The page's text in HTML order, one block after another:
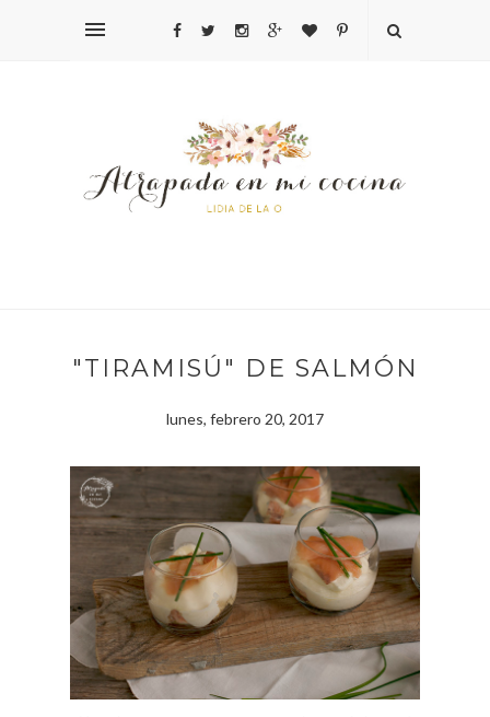
"TIRAMISÚ" DE SALMÓN
lunes, febrero 20, 2017